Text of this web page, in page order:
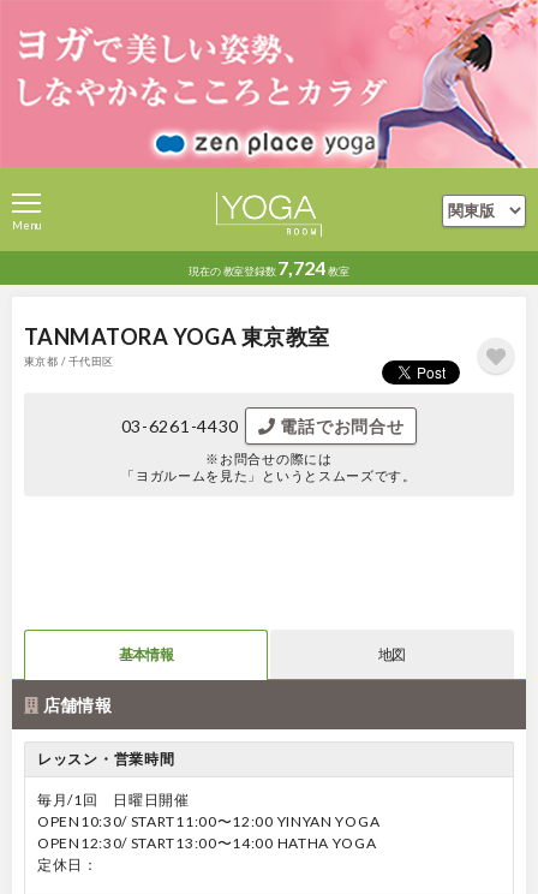
現在の教室登録数 7,724教室
Menu
TANMATORA YOGA 東京教室
東京都 / 千代田区
03-6261-4430 電話でお問合せ
※お問合せの際には
「ヨガルームを見た」というとスムーズです。
基本情報 地図
店舗情報
レッスン・営業時間
毎月/1回 日曜日開催
OPEN10:30/ START11:00〜12:00 YINYAN YOGA
OPEN12:30/ START13:00〜14:00 HATHA YOGA
定休日：